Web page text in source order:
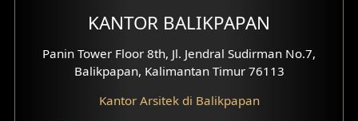
Desain Wallpanel
KANTOR BALIKPAPAN
Panin Tower Floor 8th, Jl. Jendral Sudirman No.7,
Balikpapan, Kalimantan Timur 76113
Kantor Arsitek di Balikpapan